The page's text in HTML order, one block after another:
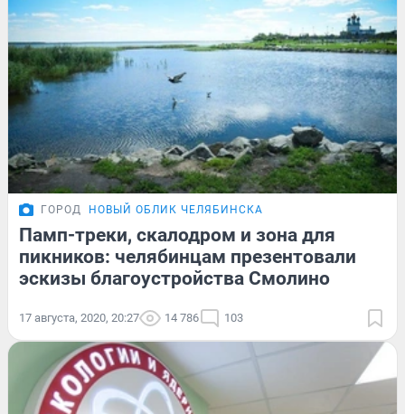
ГОРОД НОВЫЙ ОБЛИК ЧЕЛЯБИНСКА
Памп-треки, скалодром и зона для
пикников: челябинцам презентовали
эскизы благоустройства Смолино
17 августа, 2020, 20:27 14 786 103